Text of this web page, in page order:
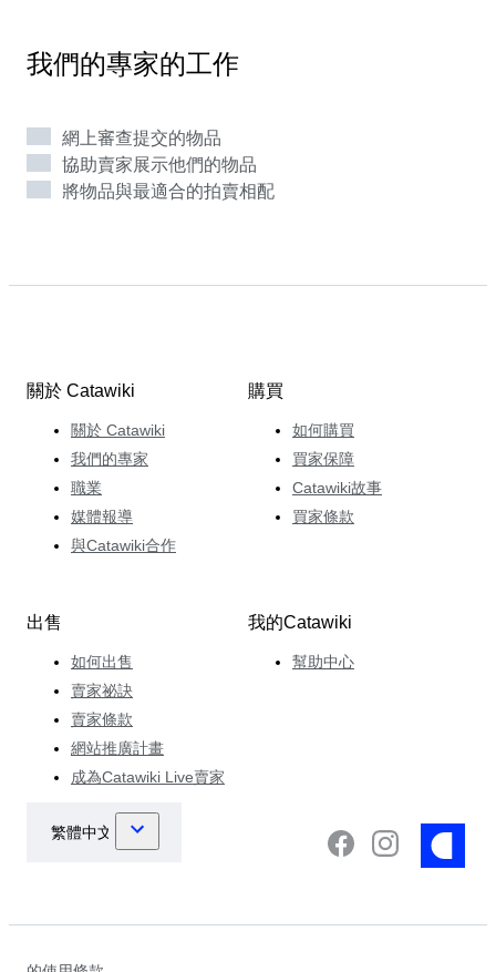
故事以及時裝顯示穿著者身份的能力的啟發，Lorenzo 熱
情地指導我們時尚類別的買賣雙方。識別趨勢、特殊物品
Vuitton的手袋和卡地亞眼鏡讓他心跳加速。
我們的專家的工作
網上審查提交的物品
協助賣家展示他們的物品
將物品與最適合的拍賣相配
關於 Catawiki
關於 Catawiki
我們的專家
職業
媒體報導
與Catawiki合作
購買
如何購買
買家保障
Catawiki故事
買家條款
出售
如何出售
賣家祕訣
賣家條款
網站推廣計畫
成為Catawiki Live賣家
我的Catawiki
幫助中心